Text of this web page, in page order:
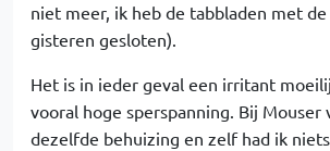
niet meer, ik heb de tabbladen met
gisteren gesloten).
Het is in ieder geval een irritant
vooral hoge sperspanning. Bij Mouser
dezelfde behuizing en zelf had ik